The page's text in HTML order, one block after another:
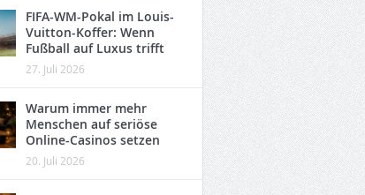
FIFA-WM-Pokal im Louis-
Vuitton-Koffer: Wenn
Fußball auf Luxus trifft
27. Juli 2026
Warum immer mehr
Menschen auf seriöse
Online-Casinos setzen
20. Juli 2026